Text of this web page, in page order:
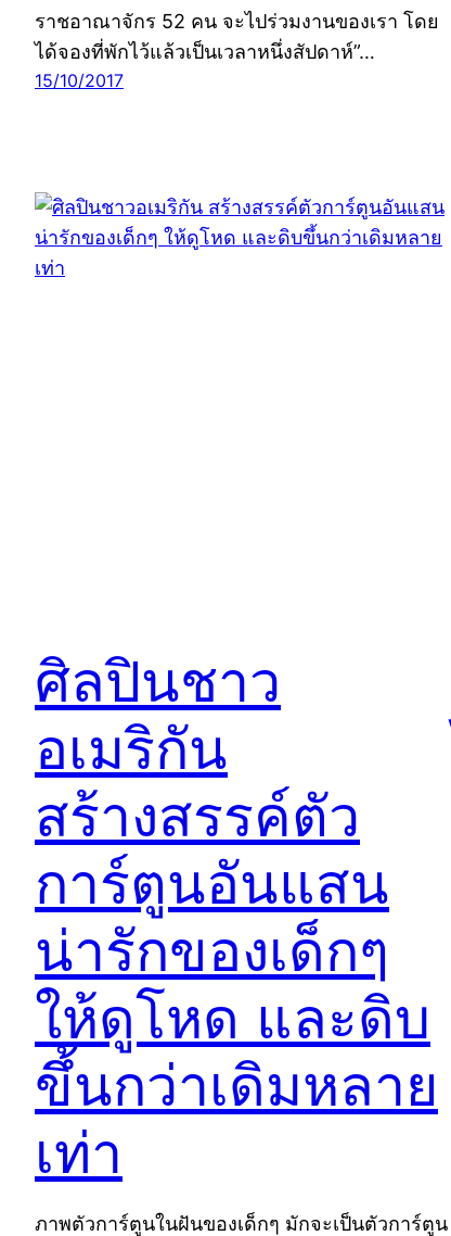
ราชอาณาจักร 52 คน จะไปร่วมงานของเรา โดย
ได้จองที่พักไว้แล้วเป็นเวลาหนึ่งสัปดาห์”…
15/10/2017
ศิลปินชาว
อเมริกัน
สร้างสรรค์ตัว
การ์ตูนอันแสน
น่ารักของเด็กๆ
ให้ดูโหด และดิบ
ขึ้นกว่าเดิมหลาย
เท่า
ภาพตัวการ์ตูนในฝันของเด็กๆ มักจะเป็นตัวการ์ตูน